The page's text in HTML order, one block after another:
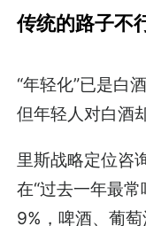
传统的路子不
“年轻化”已是白
但年轻人对白酒
里斯战略定位咨
在“过去一年最
9%，啤酒、葡